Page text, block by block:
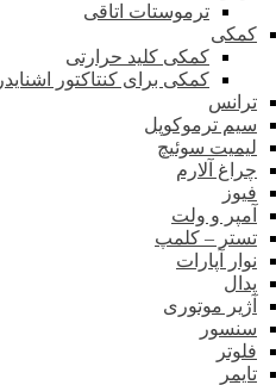
ترموستات اتاقی
کمکی
کمکی کلید حرارتی
کمکی برای کنتاکتور اشنایدر
ترانس
سیم ترموکوپل
لیمیت سوئیچ
چراغ آلارم
فیوز
آمپر و ولت
تستر – کلمپ
نوار آپارات
پدال
آژیر موتوری
سنسور
فلوتر
تایمر